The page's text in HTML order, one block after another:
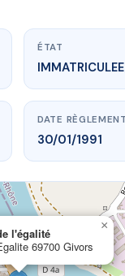
ÉTAT
DATE RÈGLEMENT
30/01/1991
l'égalité
69700 Givors
×